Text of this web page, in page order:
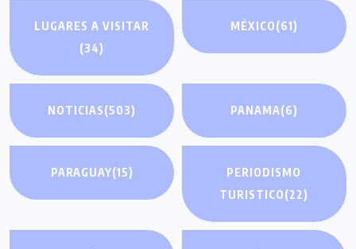
LUGARES A VISITAR
(34)
MÉXICO(61)
NOTICIAS(503) PANAMA(6)
PARAGUAY(15)
PERIODISMO
TURISTICO(22)